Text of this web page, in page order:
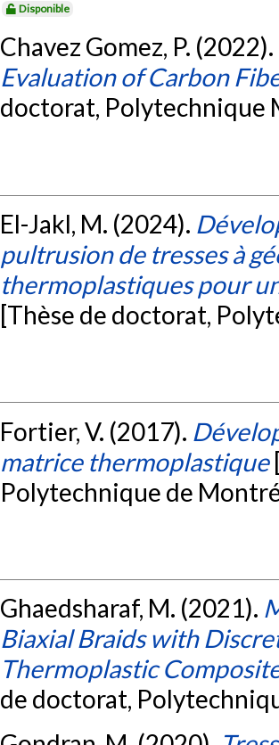
Disponible
Chavez Gomez, P. (2022).
Evaluation of Carbon
doctorat, Polytechnique
El-Jakl, M. (2024).
pultrusion de tresses à
thermoplastiques pour
[Thèse de doctorat,
Fortier, V. (2017).
matrice thermoplastique
Polytechnique de
Ghaedsharaf, M. (2021).
Biaxial Braids with
Thermoplastic
de doctorat,